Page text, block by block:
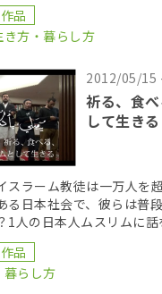
品
き方・暮らし方
2012/05/15
祈る、食
して生きる
スラーム教徒は一万人を
る日本社会で、彼らは普
1人の日本人ムスリムに
ークショップ作品）
品
暮らし方